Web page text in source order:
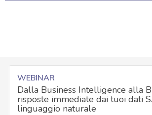
WEBINAR
Dalla Business Intelligence alla
risposte immediate dai tuoi dati
linguaggio naturale